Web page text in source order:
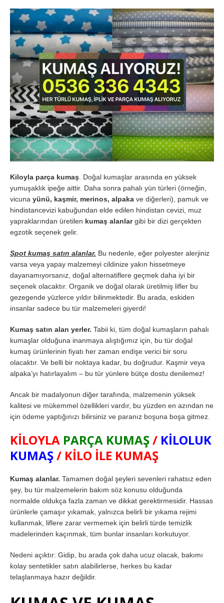
Kiloyla parça kumaş . Doğal kumaşlar arasında en yüksek
yumuşaklık ipeğe aittir. Daha sonra pahalı yün türleri (örneğin,
vicuna yünü, kaşmir, merinos, alpaka ve diğerleri), pamuk ve
hindistancevizi kabuğundan elde edilen hindistan cevizi, muz
yapraklarından üretilen kumaş alanlargibi bir dizi gerçekten
egzotik seçenek gelir.
Spot kumaş satın alanlar. Bu nedenle, eğer polyester alerjiniz
varsa veya yapay malzemeyi cildinize yakın hissetmeye
dayanamıyorsanız, doğal alternatiflere geçmek daha iyi bir
seçenek olacaktır. Organik ve doğal olarak üretilmiş lifler bu
gezegende yüzlerce yıldır bilinmektedir. Bu arada, eskiden
insanlar sadece bu tür malzemeleri giyerdi!
Kumaş satın alan yerler. Tabii ki, tüm doğal kumaşların pahalı
kumaşlar olduğuna inanmaya alıştığımız için, bu tür doğal
kumaş ürünlerinin fiyatı her zaman endişe verici bir soru
olacaktır. Ve belli bir noktaya kadar, bu doğrudur. Kaşmir veya
alpaka’yı hatırlayalım – bu tür yünlere bütçe dostu denilemez!
Ancak bir madalyonun diğer tarafında, malzemenin yüksek
kalitesi ve mükemmel özellikleri vardır, bu yüzden en azından ne
için ödeme yaptığınızı bilirsiniz ve paranız boşuna boşa gitmez.
KİLOYLA PARÇA KUMAŞ/ KİLOLUK
KUMAŞ/ KİLO İLE KUMAŞ
Kumaş alanlar. Tamamen doğal şeyleri sevenleri rahatsız eden
şey, bu tür malzemelerin bakım söz konusu olduğunda
normalde oldukça fazla zaman ve dikkat gerektirmesidir. Hassas
ürünlerle çamaşır yıkamak, yalnızca belirli bir yıkama rejimi
kullanmak, liflere zarar vermemek için belirli türde temizlik
madelerinden kaçınmak, tüm bunlar insanları korkutuyor.
Nedeni açıktır: Gidip, bu arada çok daha ucuz olacak, bakımı
kolay sentetikler satın alabilirlerse, herkes bu kadar
telaşlanmaya hazır değildir.